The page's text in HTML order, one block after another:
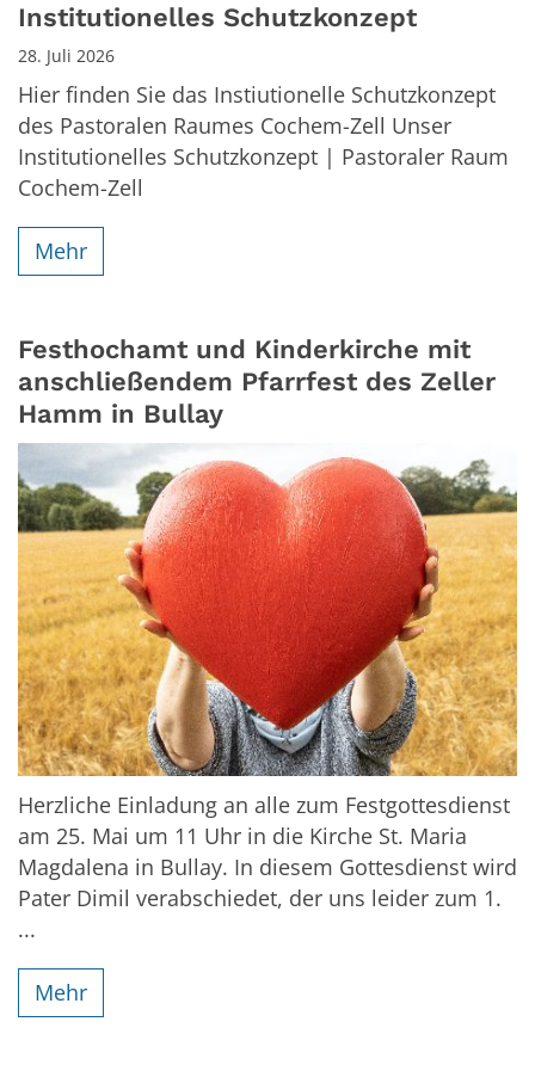
Institutionelles Schutzkonzept
28. Juli 2026
Hier finden Sie das Instiutionelle Schutzkonzept
des Pastoralen Raumes Cochem-Zell Unser
Institutionelles Schutzkonzept | Pastoraler Raum
Cochem-Zell
Mehr
Festhochamt und Kinderkirche mit
anschließendem Pfarrfest des Zeller
Hamm in Bullay
Herzliche Einladung an alle zum Festgottesdienst
am 25. Mai um 11 Uhr in die Kirche St. Maria
Magdalena in Bullay. In diesem Gottesdienst wird
Pater Dimil verabschiedet, der uns leider zum 1.
...
Mehr